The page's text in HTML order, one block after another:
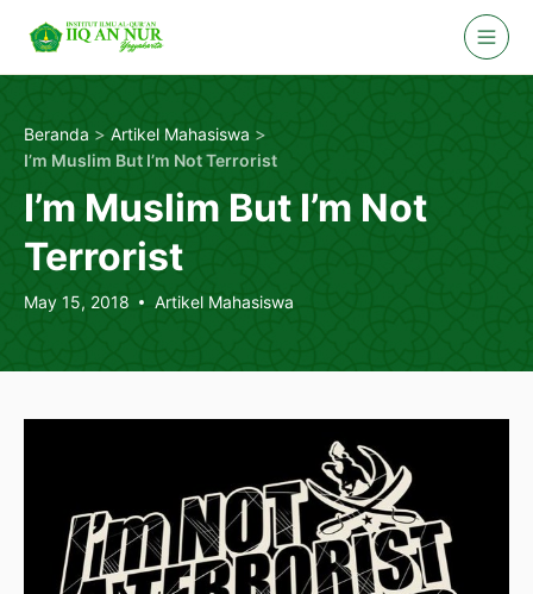
content
Beranda > Artikel Mahasiswa >
I’m Muslim But I’m Not Terrorist
I’m Muslim But I’m Not
Terrorist
May 15, 2018 Artikel Mahasiswa